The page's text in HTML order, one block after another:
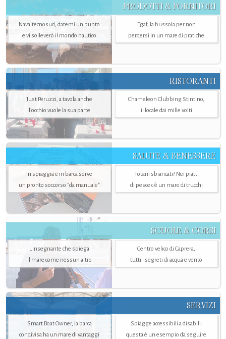
PRODOTTI & FORNITORI
Navaltecnosud, datemi un punto
e vi solleverò il mondo nautico
Egaf, la bussola per non
perdersi in un mare di pratiche
RISTORANTI
Just Peruzzi, a tavola anche
l’occhio vuole la sua parte
Chameleon Clubbing Stintino,
il locale dai mille volti
SALUTE & BENESSERE
In spiaggia e in barca serve
un pronto soccorso "da manuale"
Totani sbiancati? Nei piatti
di pesce c'è un mare di trucchi
SCUOLE & CORSI
L'insegnante che spiega
il mare come nessun altro
Centro velico di Caprera,
tutti i segreti di acqua e vento
SERVIZI
Smart Boat Owner, la barca
condivisa ha un mare di vantaggi
Spiagge accessibili a disabili:
questa è un esempio da seguire